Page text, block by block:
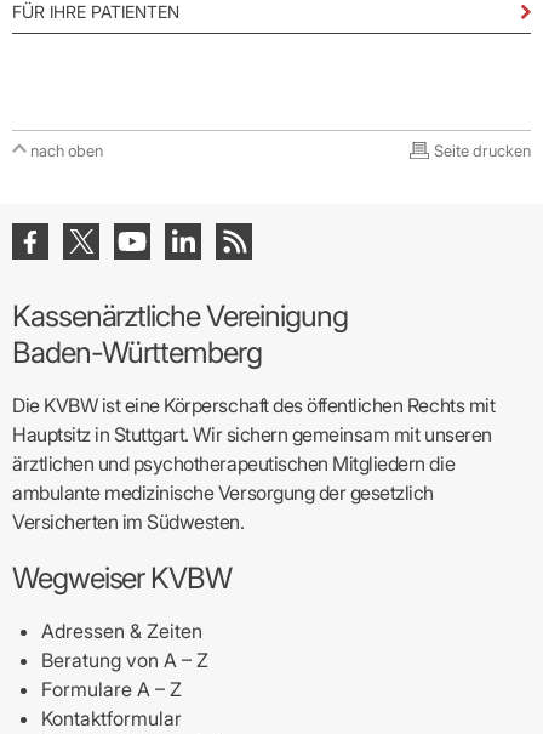
FÜR IHRE PATIENTEN
nach oben Seite drucken
Kassenärztliche Vereinigung
Baden-Württemberg
Die KVBW ist eine Körperschaft des öffentlichen Rechts mit
Hauptsitz in Stuttgart. Wir sichern gemeinsam mit unseren
ärztlichen und psychotherapeutischen Mitgliedern die
ambulante medizinische Versorgung der gesetzlich
Versicherten im Südwesten.
Wegweiser KVBW
Adressen & Zeiten
Beratung von A – Z
Formulare A – Z
Kontaktformular